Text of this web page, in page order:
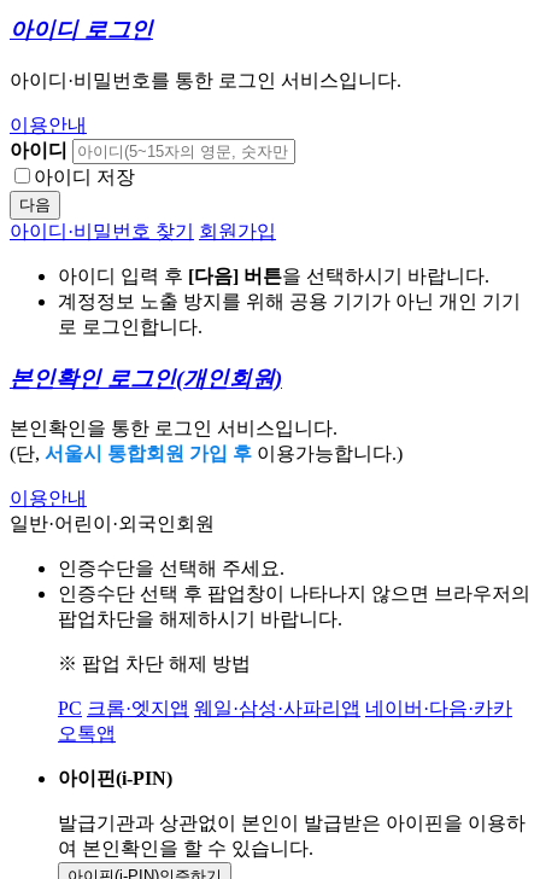
아이디 로그인
아이디·비밀번호를 통한 로그인 서비스입니다.
이용안내
아이디
아이디 저장
다음
아이디·비밀번호 찾기 회원가입
아이디 입력 후 [다음] 버튼을 선택하시기 바랍니다.
계정정보 노출 방지를 위해 공용 기기가 아닌 개인 기기
로 로그인합니다.
본인확인 로그인(개인회원)
본인확인을 통한 로그인 서비스입니다.
(단, 서울시 통합회원 가입 후 이용가능합니다.)
이용안내
일반·어린이·외국인회원
인증수단을 선택해 주세요.
인증수단 선택 후 팝업창이 나타나지 않으면 브라우저의
팝업차단을 해제하시기 바랍니다.
※ 팝업 차단 해제 방법
PC 크롬·엣지앱 웨일·삼성·사파리앱 네이버·다음·카카
오톡앱
아이핀(i-PIN)
발급기관과 상관없이 본인이 발급받은 아이핀을 이용하
여 본인확인을 할 수 있습니다.